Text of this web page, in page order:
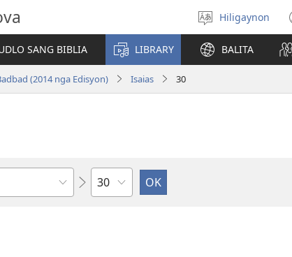
Magpili
sing
lenguahe
Hiligaynon
SANG BIBLIA LIBRARY BALITA
(2014 nga Edisyon) Isaias 30
Kapitulo